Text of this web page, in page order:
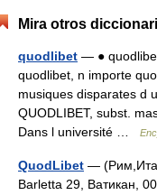
Mira otros
quodlibet — ●
quodlibet, n importe
musiques disparates d
QUODLIBET, subst.
Dans l université …
QuodLibet —
Barletta 29, Ватикан,